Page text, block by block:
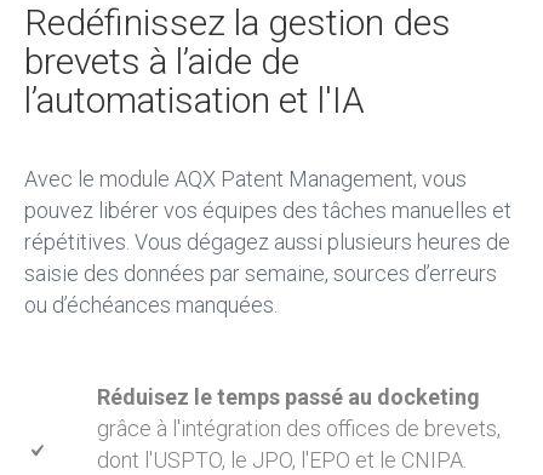
Redéfinissez la gestion des
brevets à l’aide de
l’automatisation et l'IA
Avec le module AQX Patent Management, vous
pouvez libérer vos équipes des tâches manuelles et
répétitives. Vous dégagez aussi plusieurs heures de
saisie des données par semaine, sources d’erreurs
ou d’échéances manquées.
Réduisez le temps passé au docketing
grâce à l'intégration des offices de brevets,
dont l'USPTO, le JPO, l'EPO et le CNIPA.